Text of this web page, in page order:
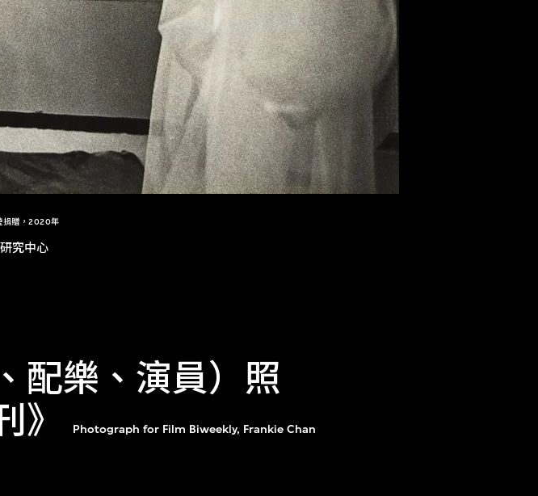
捐贈，2020年
研究中心
配樂、演員）照
》
Photograph for Film Biweekly, Frankie Chan